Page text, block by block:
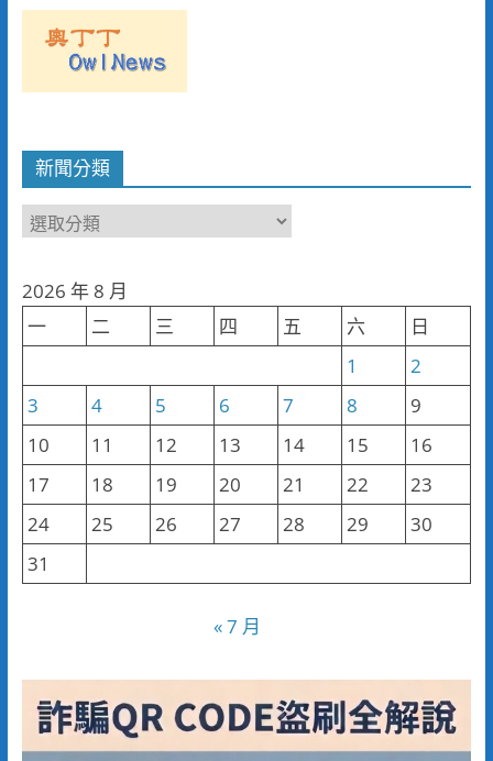
新聞分類
新
類
2026 年 8 月
一
二 三 四 五 六
日
1
2
3
4 5 6 7 8
9
10
11 12 13 14 15
16
17
18 19 20 21 22
23
24
25 26 27 28 29
30
31
« 7 月